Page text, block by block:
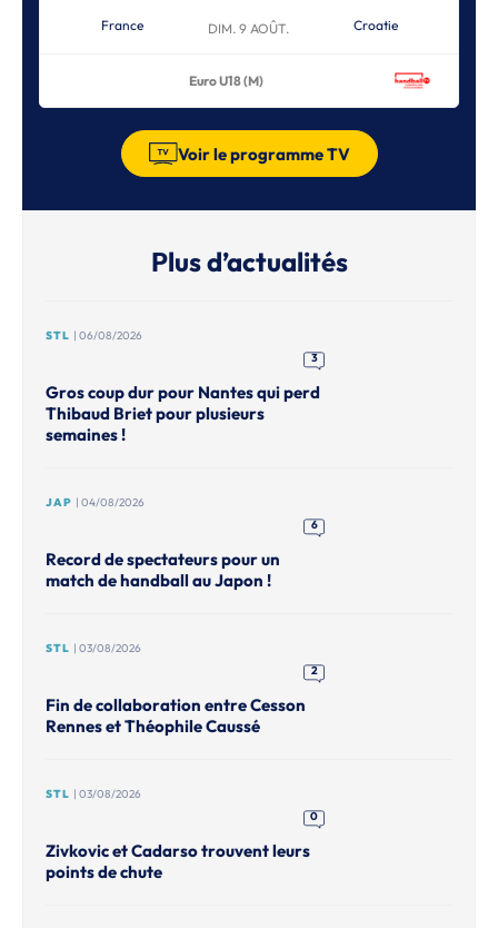
France DIM. 9 AOÛT. Croatie
Euro U18 (M)
Voir le programme TV
Plus d’actualités
STL | 06/08/2026
3
Gros coup dur pour Nantes qui perd
Thibaud Briet pour plusieurs
semaines !
JAP | 04/08/2026
6
Record de spectateurs pour un
match de handball au Japon !
STL | 03/08/2026
2
Fin de collaboration entre Cesson
Rennes et Théophile Caussé
STL | 03/08/2026
0
Zivkovic et Cadarso trouvent leurs
points de chute